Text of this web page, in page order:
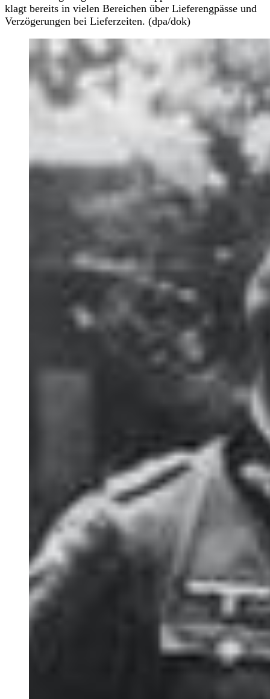
klagt bereits in vielen Bereichen über Lieferengpässe und
Verzögerungen bei Lieferzeiten. (dpa/dok)